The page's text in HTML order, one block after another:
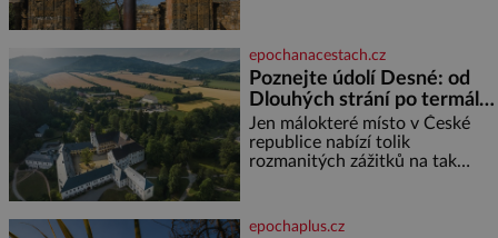
železný sloup, který už přibližně
1 600 let odolává počasí
epochanacestach.cz
Poznejte údolí Desné: od
Dlouhých strání po termální
prameny
Jen málokteré místo v České
republice nabízí tolik
rozmanitých zážitků na tak
jediného dne můžete
epochaplus.cz